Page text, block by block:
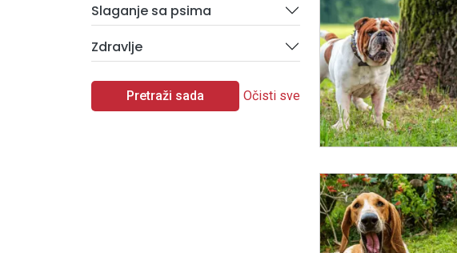
Slaganje sa psima
Zdravlje
Pretraži sada Očisti sve